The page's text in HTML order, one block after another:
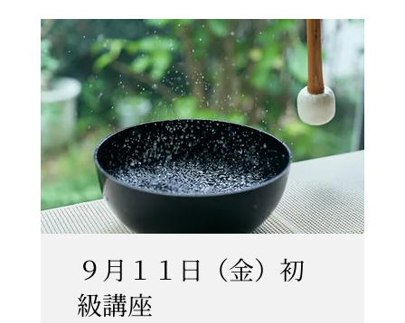
９月１１日（金）初
級講座